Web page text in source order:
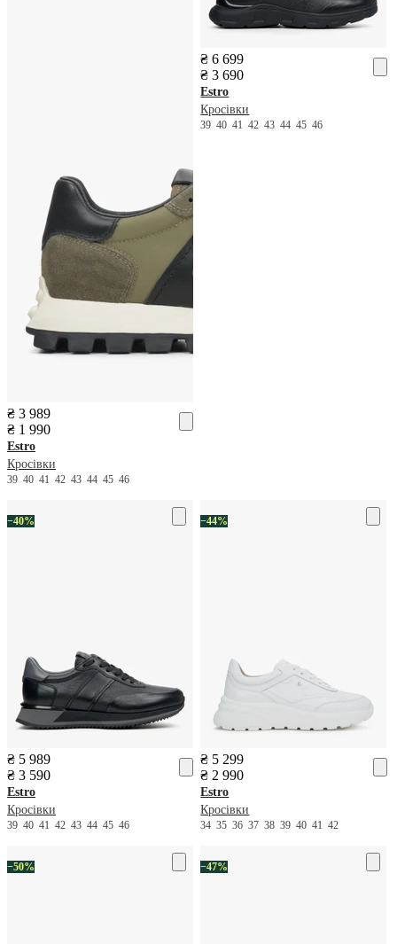
₴ 3 989
₴ 1 990
Estro
Кросівки
39 40 41 42 43 44 45 46
₴ 6 699
₴ 3 690
Estro
Кросівки
3940414243444546
−40%
₴ 5 989
₴ 3 590
Estro
Кросівки
39 40 41 42 43 44 45 46
−44%
₴ 5 299
₴ 2 990
Estro
Кросівки
343536373839404142
−50% −47%